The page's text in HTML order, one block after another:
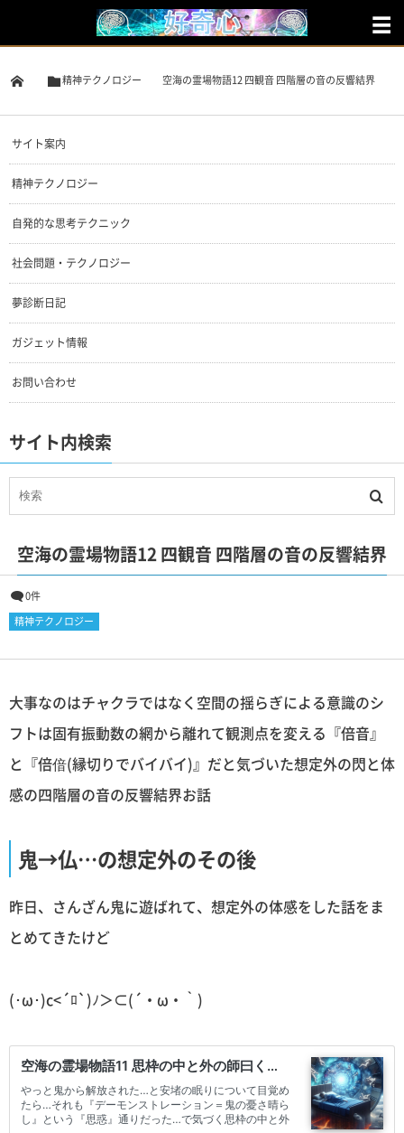
精神テクノロジー 空海の霊場物語12 四観音 四階層の音の反響結界
サイト案内
精神テクノロジー
自発的な思考テクニック
社会問題・テクノロジー
夢診断日記
ガジェット情報
お問い合わせ
サイト内検索
空海の霊場物語12 四観音 四階層の音の反響結界
0件
精神テクノロジー
大事なのはチャクラではなく空間の揺らぎによる意識のシ
フトは固有振動数の網から離れて観測点を変える『倍音』
と『倍偣(縁切りでバイバイ)』だと気づいた想定外の閃と体
感の四階層の音の反響結界お話
鬼→仏…の想定外のその後
昨日、さんざん鬼に遊ばれて、想定外の体感をした話をま
とめてきたけど
(･ω･)c<´ﾛ`)ﾉ＞⊂(´・ω・｀)